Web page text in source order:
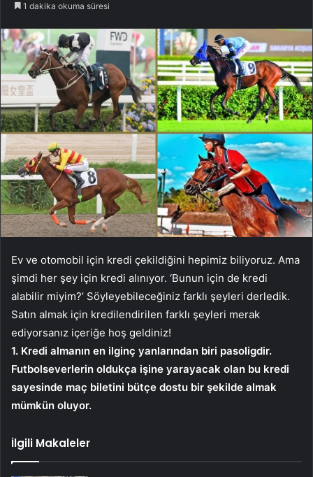
1 dakika okuma süresi
Ev ve otomobil için kredi çekildiğini hepimiz biliyoruz. Ama
şimdi her şey için kredi alınıyor. ‘Bunun için de kredi
alabilir miyim?’ Söyleyebileceğiniz farklı şeyleri derledik.
Satın almak için kredilendirilen farklı şeyleri merak
ediyorsanız içeriğe hoş geldiniz!
1. Kredi almanın en ilginç yanlarından biri pasoligdir.
Futbolseverlerin oldukça işine yarayacak olan bu kredi
sayesinde maç biletini bütçe dostu bir şekilde almak
mümkün oluyor.
İlgili Makaleler